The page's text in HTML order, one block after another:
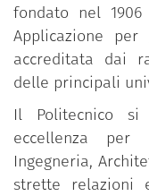
fondato nel
Applicazione
accreditata dai
delle principali
Il Politecnico
eccellenza
Ingegneria,
strette relazioni